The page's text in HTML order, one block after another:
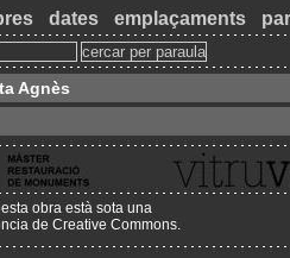
dates emplaçaments
Agnès
obra està sota una
de Creative Commons.